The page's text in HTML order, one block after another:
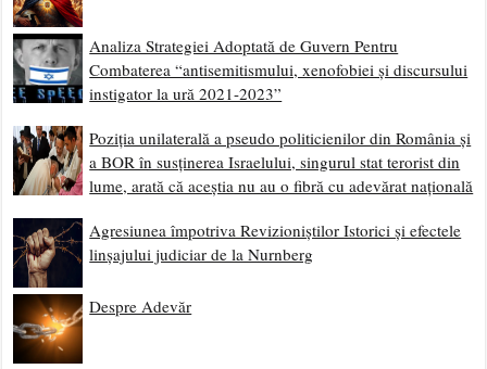
Analiza Strategiei Adoptată de Guvern Pentru
Combaterea “antisemitismului, xenofobiei și discursului
instigator la ură 2021-2023”
Poziția unilaterală a pseudo politicienilor din România și
a BOR în susținerea Israelului, singurul stat terorist din
lume, arată că aceștia nu au o fibră cu adevărat națională
Agresiunea împotriva Revizioniștilor Istorici și efectele
linșajului judiciar de la Nurnberg
Despre Adevăr